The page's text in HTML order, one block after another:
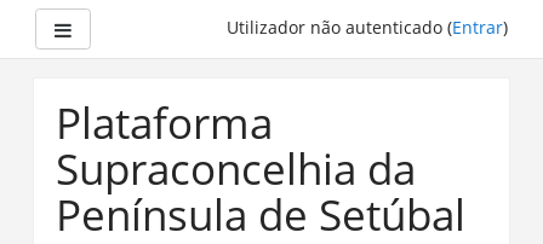
principal
Utilizador não autenticado (Entrar)
Plataforma
Supraconcelhia da
Península de Setúbal